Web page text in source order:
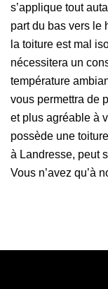
s’applique tout
part du bas vers le
la toiture est mal
nécessitera un
température
vous permettra de
et plus agréable à
possède une
à Landresse, peut
Vous n’avez qu’à